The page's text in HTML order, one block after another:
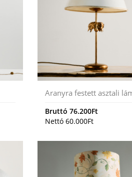
Aranyra festett asztali
Bruttó76.200Ft
Nettó60.000Ft